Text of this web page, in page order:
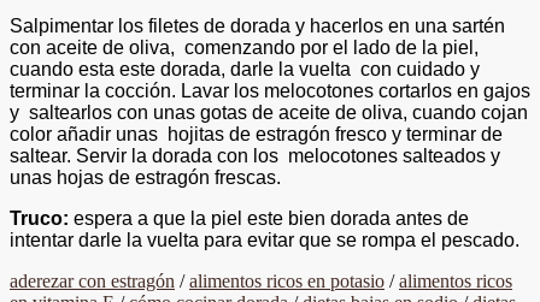
Salpimentar los filetes de dorada y hacerlos en una sartén
con aceite de oliva, comenzando por el lado de la piel,
cuando esta este dorada, darle la vuelta con cuidado y
terminar la cocción. Lavar los melocotones cortarlos en gajos
y saltearlos con unas gotas de aceite de oliva, cuando cojan
color añadir unas hojitas de estragón fresco y terminar de
saltear. Servir la dorada con los melocotones salteados y
unas hojas de estragón frescas.
Truco: espera a que la piel este bien dorada antes de
intentar darle la vuelta para evitar que se rompa el pescado.
aderezar con estragón /alimentos ricos en potasio /alimentos ricos